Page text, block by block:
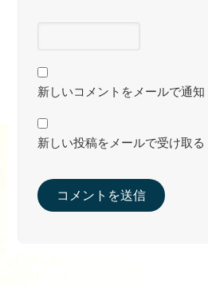
新しいコメントをメールで通知
新しい投稿をメールで受け取る